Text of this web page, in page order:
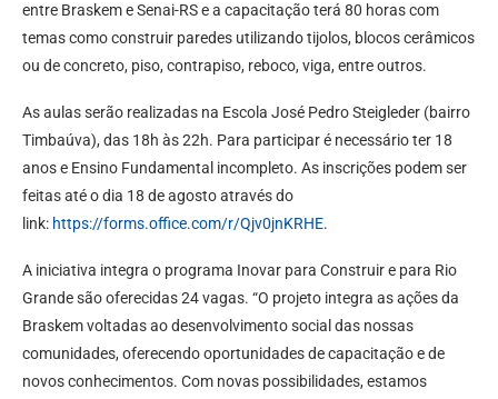
entre Braskem e Senai-RS e a capacitação terá 80 horas com
temas como construir paredes utilizando tijolos, blocos cerâmicos
ou de concreto, piso, contrapiso, reboco, viga, entre outros.
As aulas serão realizadas na Escola José Pedro Steigleder (bairro
Timbaúva), das 18h às 22h. Para participar é necessário ter 18
anos e Ensino Fundamental incompleto. As inscrições podem ser
feitas até o dia 18 de agosto através do
link: https://forms.office.com/r/Qjv0jnKRHE.
A iniciativa integra o programa Inovar para Construir e para Rio
Grande são oferecidas 24 vagas. “O projeto integra as ações da
Braskem voltadas ao desenvolvimento social das nossas
comunidades, oferecendo oportunidades de capacitação e de
novos conhecimentos. Com novas possibilidades, estamos